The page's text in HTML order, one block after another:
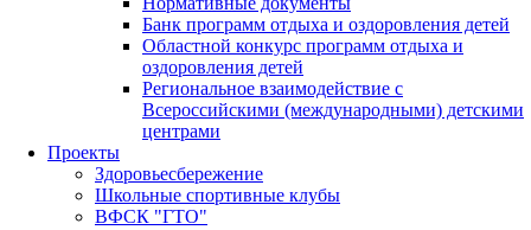
Банк программ отдыха и оздоровления детей
Областной конкурс программ отдыха и
оздоровления детей
Региональное взаимодействие с
Всероссийскими (международными) детскими
центрами
Проекты
Здоровьесбережение
Школьные спортивные клубы
ВФСК "ГТО"